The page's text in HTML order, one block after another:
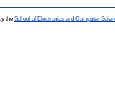
the School of Electronics and Computer